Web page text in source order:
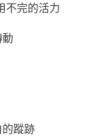
不完的活力
蹤跡